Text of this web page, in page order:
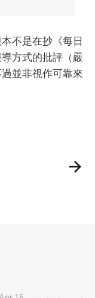
不是在抄《每日
方式的批評（嚴
並非視作可靠來